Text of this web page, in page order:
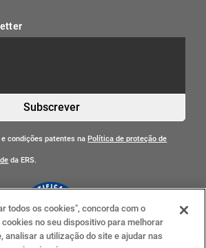
Subscrever
condições patentes naPolítica de proteção de
da ERS.
todos os cookies", concorda com o
no seu dispositivo para melhorar
analisar a utilização do site e ajudar nas